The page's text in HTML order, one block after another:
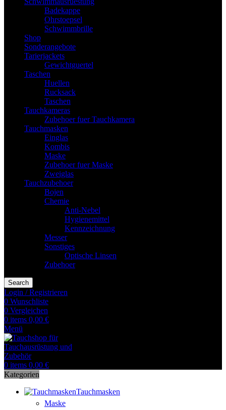
Badekappe
Ohrstoepsel
Schwimmbrille
Shop
Sonderangebote
Tarierjackets
Gewichtguertel
Taschen
Huellen
Rucksack
Taschen
Tauchkameras
Zubehoer fuer Tauchkamera
Tauchmasken
Einglas
Kombis
Maske
Zubehoer fuer Maske
Zweiglas
Tauchzubehoer
Bojen
Chemie
Anti-Nebel
Hygienemittel
Kennzeichnung
Messer
Sonstiges
Optische Linsen
Zubehoer
Search
Login / Registrieren
0 Wunschliste
0 Vergleichen
0 items 0,00 €
Menü
0 items 0,00 €
Kategorien
Tauchmasken
Maske